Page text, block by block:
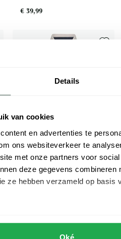
Details
van cookies
en advertenties te
ons websiteverkeer te
met onze partners voor
deze gegevens combineren
ze hebben verzameld op basis
Oké
€ 39,99
Jack & Jones